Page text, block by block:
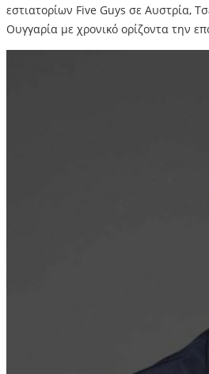
εστιατορίων Five Guys σε Αυστρία,
Ουγγαρία με χρονικό ορίζοντα την